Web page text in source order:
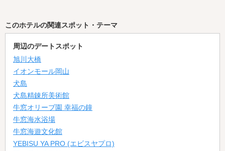
このホテルの関連スポット・テーマ
周辺のデートスポット
旭川大橋
イオンモール岡山
犬島
犬島精錬所美術館
牛窓オリーブ園 幸福の鐘
牛窓海水浴場
牛窓海遊文化館
YEBISU YA PRO (エビスヤプロ)